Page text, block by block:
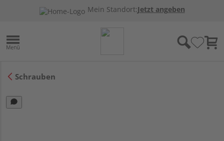
Mein Standort:Jetzt angeben
Schrauben